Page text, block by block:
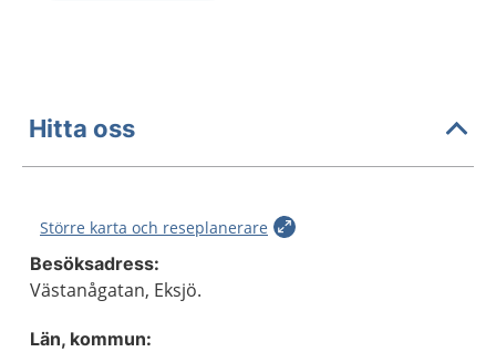
Hitta oss
Större karta och reseplanerare
Besöksadress:
Västanågatan, Eksjö.
Län, kommun: